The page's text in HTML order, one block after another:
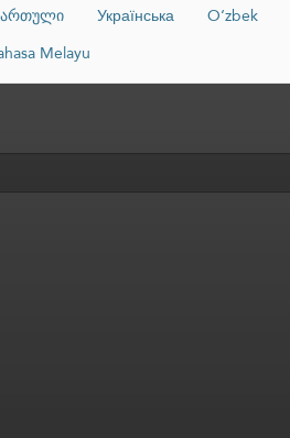
O‘zbek
Українська
Melayu